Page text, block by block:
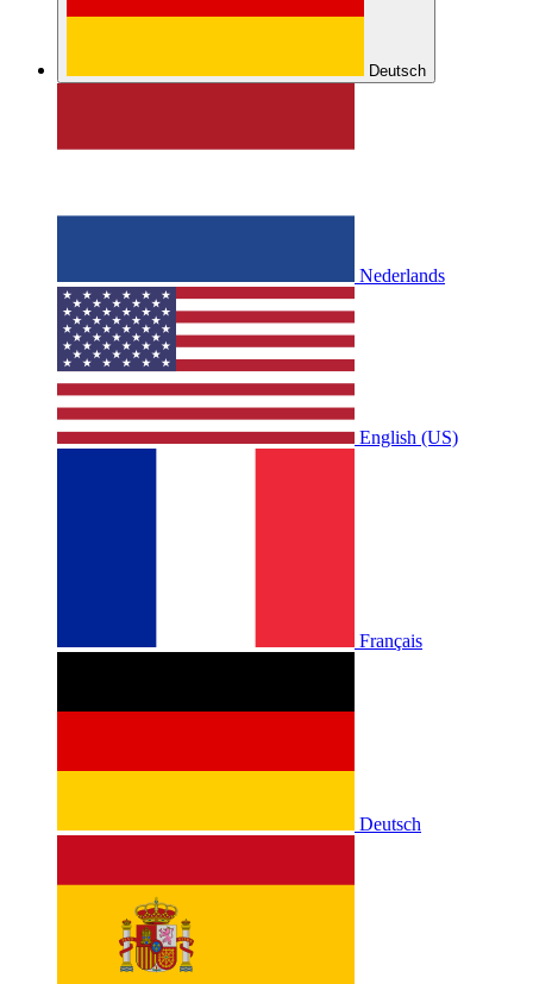
Deutsch
Nederlands
English (US)
Français
Deutsch